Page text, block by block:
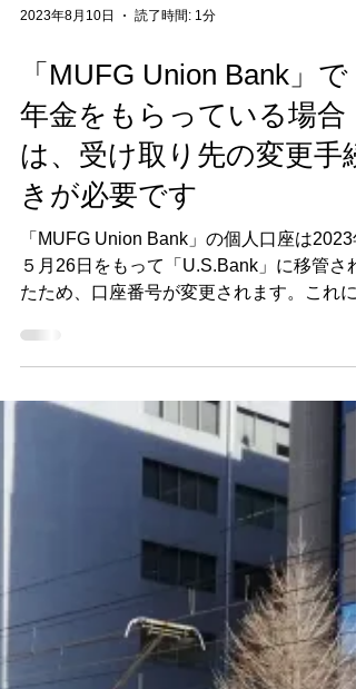
2023年8月10日 読了時間: 1分
「MUFG Union Bank」で
年金をもらっている場合
は、受け取り先の変更手続
きが必要です
「MUFG Union Bank」の個人口座は2023
５月26日をもって「U.S.Bank」に移管され
い、年金の受け取り先を「MUFG Union
Bank」に指定している年金受給者は、年金
の受け取り先を変更する手続きが必要とな